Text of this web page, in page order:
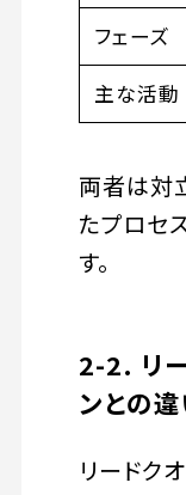
フェーズ
主な活動
両者は対
たプロセ
す。
2-2. リ
ンとの
リードク